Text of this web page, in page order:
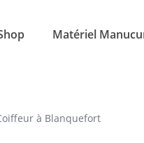
Matériel
à Blanquefort